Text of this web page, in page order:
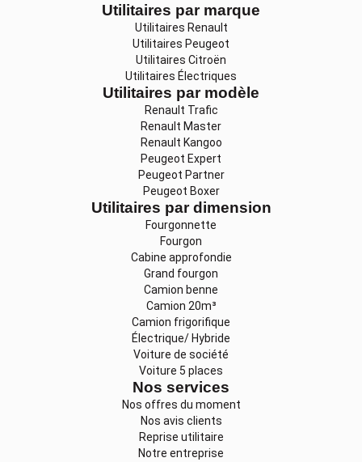
Utilitaires par marque
Utilitaires Renault
Utilitaires Peugeot
Utilitaires Citroën
Utilitaires Électriques
Utilitaires par modèle
Renault Trafic
Renault Master
Renault Kangoo
Peugeot Expert
Peugeot Partner
Peugeot Boxer
Utilitaires par dimension
Fourgonnette
Fourgon
Cabine approfondie
Grand fourgon
Camion benne
Camion 20m³
Camion frigorifique
Électrique/ Hybride
Voiture de société
Voiture 5 places
Nos services
Nos offres du moment
Nos avis clients
Reprise utilitaire
Notre entreprise